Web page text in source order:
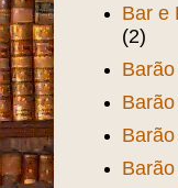
Bar e
(2)